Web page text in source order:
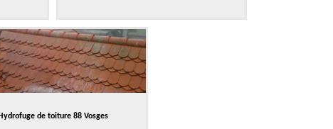
Hydrofuge de toiture 88 Vosges